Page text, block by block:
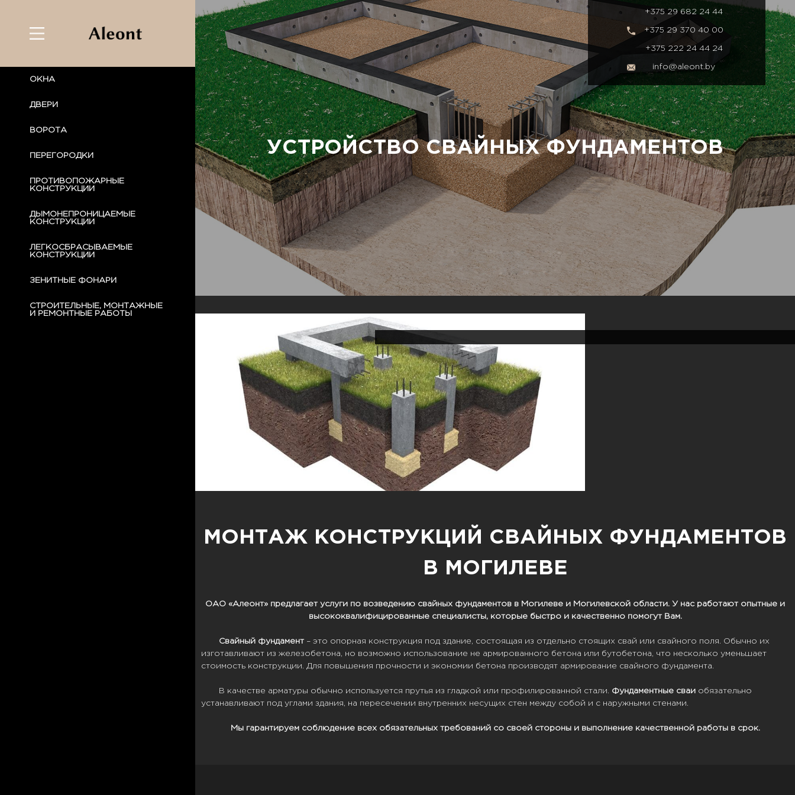
ОКНА
ДВЕРИ
ВОРОТА
ПЕРЕГОРОДКИ
ПРОТИВОПОЖАРНЫЕ
КОНСТРУКЦИИ
ДЫМОНЕПРОНИЦАЕМЫЕ
КОНСТРУКЦИИ
ЛЕГКОСБРАСЫВАЕМЫЕ
КОНСТРУКЦИИ
ЗЕНИТНЫЕ ФОНАРИ
СТРОИТЕЛЬНЫЕ, МОНТАЖНЫЕ
И РЕМОНТНЫЕ РАБОТЫ
+375 29 682 24 44
+375 29 370 40 00
+375 222 24 44 24
info@aleont.by
УСТРОЙСТВО СВАЙНЫХ ФУНДАМЕНТОВ
МОНТАЖ КОНСТРУКЦИЙ СВАЙНЫХ ФУНДАМЕНТОВ
В МОГИЛЕВЕ
ОАО «Алеонт» предлагает услуги по возведению свайных фундаментов в Могилеве и Могилевской области. У нас работают опытные и
высококвалифицированные специалисты, которые быстро и качественно помогут Вам.
Свайный фундамент – это опорная конструкция под здание, состоящая из отдельно стоящих свай или свайного поля. Обычно их
изготавливают из железобетона, но возможно использование не армированного бетона или бутобетона, что несколько уменьшает
стоимость конструкции. Для повышения прочности и экономии бетона производят армирование свайного фундамента.
В качестве арматуры обычно используется прутья из гладкой или профилированной стали. Фундаментные сваи обязательно
устанавливают под углами здания, на пересечении внутренних несущих стен между собой и с наружными стенами.
Мы гарантируем соблюдение всех обязательных требований со своей стороны и выполнение качественной работы в срок.